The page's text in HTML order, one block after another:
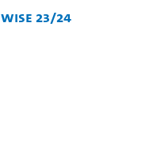
WiSe 23/24